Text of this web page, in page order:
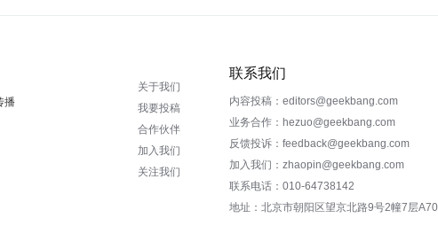
播
关于我们
我要投稿
合作伙伴
加入我们
关注我们
联系我们
内容投稿：editors@geekbang.com
业务合作：hezuo@geekbang.com
反馈投诉：feedback@geekbang.com
加入我们：zhaopin@geekbang.com
联系电话：010-64738142
地址：北京市朝阳区望京北路9号2幢7层